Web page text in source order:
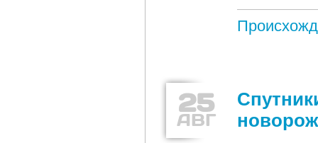
25
АВГ